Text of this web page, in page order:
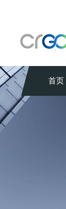
首页